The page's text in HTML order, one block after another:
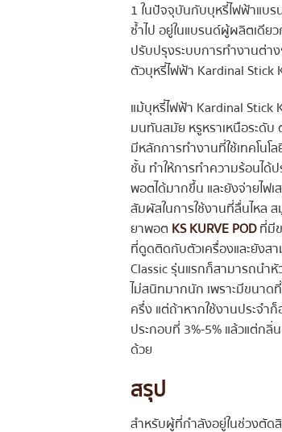
1 ในปัจจุบันกับบุหรี่ไฟฟ้าแบร
ซ้ำไป อยู่ในแบรนด์ผู้ผลิตเดี
ปรับปรุงระบบการทำงานต่าง
ตัวบุหรี่ไฟฟ้า Kardinal Stick
แม้บุหรี่ไฟฟ้า Kardinal Stick
มนทันสมัย หรูหราเหนือระดับ
มีหลักการทำงานที่ใช้เทคโน
ชั้น ทำให้การทำความร้อนได้
พอตได้มากขึ้น และยังจ่ายไฟ
สัมผัสในการใช้งานที่ลื่นไหล
ยาพอต KS KURVE PODที่มี
ที่ดูดติดกับตัวเครื่องและยังส
Classic รุ่นแรกก็สามารถนำหั
ไม่สนิทมากนัก เพราะมีขนาด
ครึ่ง แต่ถ้าหากใช้งานประจำ
ประกอบที่ 3%-5% แล้วแต่ก
ด้วย
สรุป
สำหรับผู้ที่กำลังอยู่ในช่วงตัด